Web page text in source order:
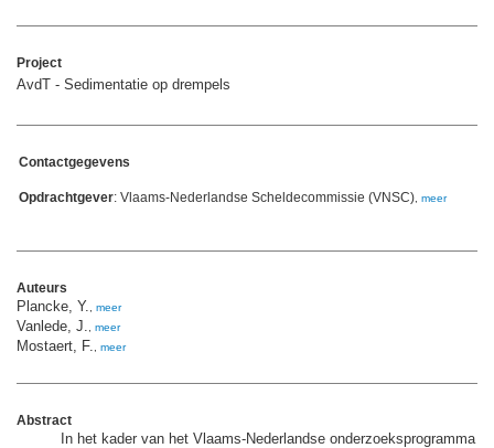
Project
AvdT - Sedimentatie op drempels
Contactgegevens
Opdrachtgever: Vlaams-Nederlandse Scheldecommissie (VNSC) meer
Auteurs
Plancke, Y. meer
Vanlede, J. meer
Mostaert, F. meer
Abstract
In het kader van het Vlaams-Nederlandse onderzoeksprogramma